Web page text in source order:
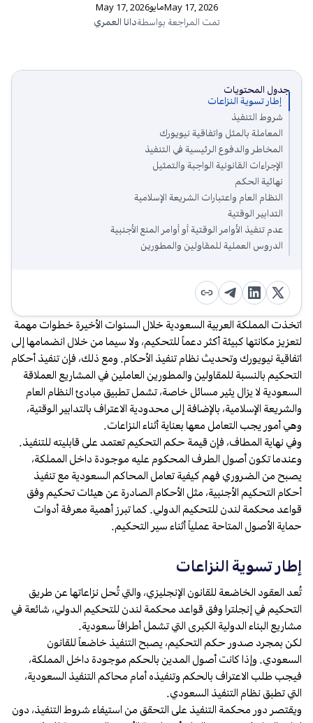
May 17, 2026مايوMay 17, 2026
تمت المراجعة بواسطةدانا العمري
اتخذت المملكة العربية السعودية خلال السنوات الأخيرة خطوات مهمة
لتعزيز مكانتها كبيئة أكثر دعماً للتحكيم، ولا سيما من خلال انضمامها إلى
اتفاقية نيويورك وتحديث نظام تنفيذ الأحكام. ومع ذلك، فإن تنفيذ أحكام
التحكيم بالنسبة للمقاولين والمطورين العاملين في المشاريع العملاقة
السعودية لا يزال يثير مسائل خاصة، تشمل تطبيق مبادئ النظام العام
والشريعة الإسلامية، بالإضافة إلى محدودية الاعتراف بالتدابير الوقتية،
وهي أمور يجب التعامل معها بعناية أثناء النزاعات.
وفي نهاية المطاف، فإن قيمة حكم التحكيم تعتمد على قابليته للتنفيذ.
وعندما تكون أصول الطرف المحكوم عليه موجودة داخل المملكة،
يصبح من الضروري فهم كيفية تعامل المحاكم السعودية مع تنفيذ
أحكام التحكيم الأجنبية، مثل الأحكام الصادرة عن هيئات تحكيم وفق
قواعد محكمة لندن للتحكيم الدولي. كما تبرز أهمية معرفة أدوات
حماية الأصول المتاحة عملياً أثناء سير التحكيم.
إطار تسوية النزاعات
تُعد العقود الخاضعة للقانون الإنجليزي، والتي تُحل نزاعاتها عن طريق
التحكيم في إنجلترا وفق قواعد محكمة لندن للتحكيم الدولي، شائعة في
مشاريع البناء الدولية الكبرى التي تشمل أطرافاً سعودية.
لكن بمجرد صدور حكم التحكيم، يصبح التنفيذ خاضعاً للقانون
السعودي. وإذا كانت أصول المدين بالحكم موجودة داخل المملكة،
فيجب طلب الاعتراف بالحكم وتنفيذه أمام محاكم التنفيذ السعودية،
التي تطبق نظام التنفيذ السعودي.
ويقتصر دور محكمة التنفيذ على التحقق من استيفاء شروط التنفيذ، دون
جدول المحتويات
إطار تسوية النزاعات
شروط التنفيذ
المعاملة بالمثل واتفاقية نيويورك
المخاطر والدفوع الرئيسية في التنفيذ
الإجراءات القانونية الواجبة والتمثيل
نهائية الحكم
النظام العام واعتبارات الشريعة الإسلامية
التدابير الوقتية
عدم تنفيذ الأوامر الوقتية أو أوامر المنع الأجنبية
الدروس العملية للمقاولين والمطورين